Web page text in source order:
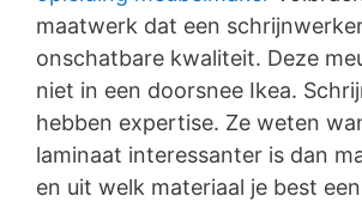
maatwerk dat een
onschatbare kwaliteit. Deze
niet in een doorsnee Ikea.
hebben expertise. Ze weten
laminaat interessanter is dan
en uit welk materiaal je best